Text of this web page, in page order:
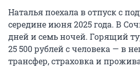
Наталья поехала в отпуск с
середине июня 2025 года. В
дней и семь ночей. Горящий
25 500рублей с человека — в
трансфер, страховка и